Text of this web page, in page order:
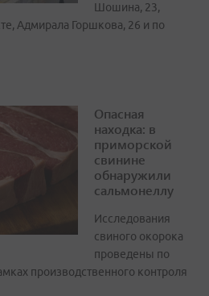
Шошина, 23,
Адмирала Горшкова, 26 и по
Опасная
находка: в
приморской
свинине
обнаружили
сальмонеллу
Исследования
свиного окорока
проведены по
производственного контроля